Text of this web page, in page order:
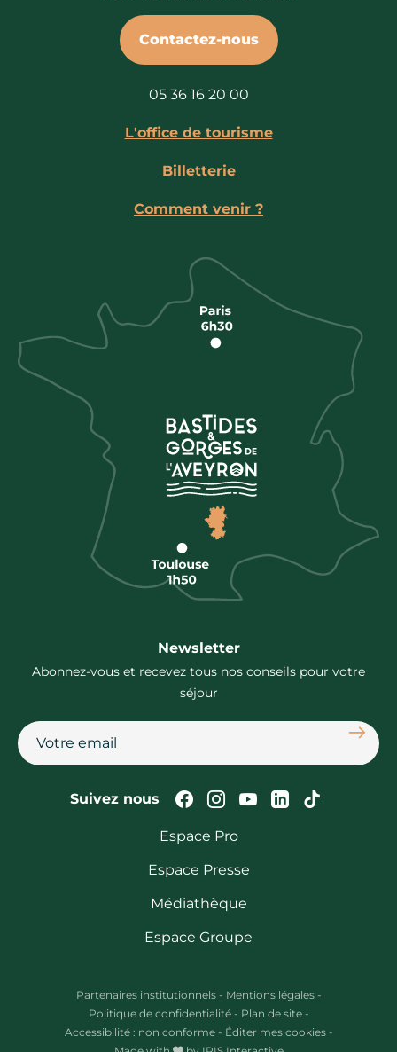
Contactez-nous
05 36 16 20 00
L'office de tourisme
Billetterie
Comment venir ?
Newsletter
Abonnez-vous et recevez tous nos conseils pour votre
séjour
Suivez nous Suivez-nous sur
Suivez-nous sur
Suivez-nous
Suivez-Suivez-
Espace Pro
Espace Presse
Médiathèque
Espace Groupe
Partenaires institutionnels - Mentions légales -
Politique de confidentialité - Plan de site -
Accessibilité : non conforme - Éditer mes cookies -